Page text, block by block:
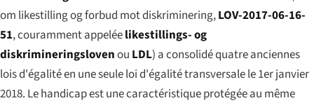
om likestilling og forbud mot diskriminering,LOV-2017-06-16-
51, couramment appeléelikestillings- og
diskrimineringslovenou LDL) a consolidé quatre anciennes
lois d'égalité en une seule loi d'égalité transversale le 1er janvier
2018. Le handicap est une caractéristique protégée au même